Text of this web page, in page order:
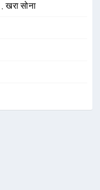
,खरा सोना